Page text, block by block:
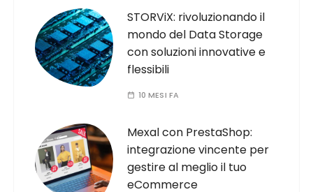
STORViX: rivoluzionando il
mondo del Data Storage
con soluzioni innovative e
flessibili
10 MESI FA
Mexal con PrestaShop:
integrazione vincente per
gestire al meglio il tuo
eCommerce